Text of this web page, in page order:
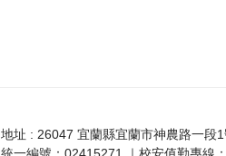
地址 : 26047 宜蘭縣宜蘭市神農路一段